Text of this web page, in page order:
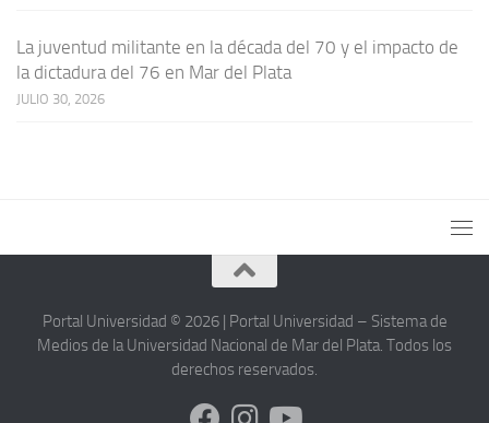
La juventud militante en la década del 70 y el impacto de
la dictadura del 76 en Mar del Plata
JULIO 30, 2026
Portal Universidad © 2026 | Portal Universidad – Sistema de
Medios de la Universidad Nacional de Mar del Plata. Todos los
derechos reservados.